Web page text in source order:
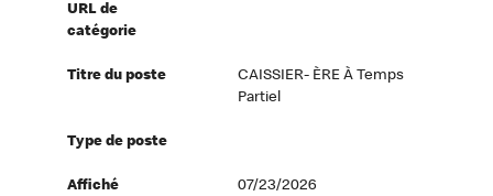
URL de
catégorie
Titre du poste
CAISSIER- ÈRE À Temps
Partiel
Type de poste
Affiché 07/23/2026